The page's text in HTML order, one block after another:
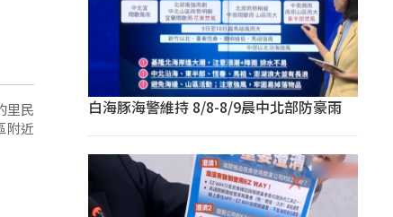
里民
附近
白海豚海警維持 8/8-8/9晨中北部防豪雨